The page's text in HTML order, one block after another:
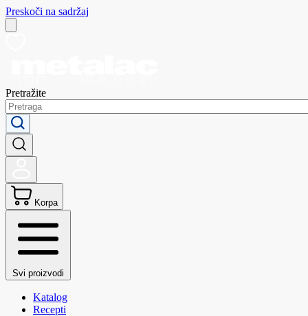
Preskoči na sadržaj
Pretražite
Korpa
Svi proizvodi
Katalog
Recepti